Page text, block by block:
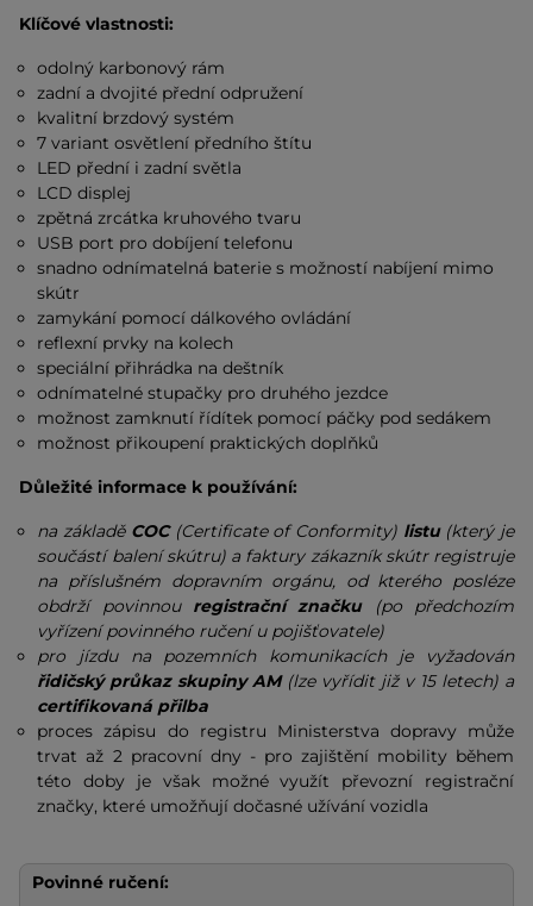
Klíčové vlastnosti:
odolný karbonový rám
zadní a dvojité přední odpružení
kvalitní brzdový systém
7 variant osvětlení předního štítu
LED přední i zadní světla
LCD displej
zpětná zrcátka kruhového tvaru
USB port pro dobíjení telefonu
snadno odnímatelná baterie s možností nabíjení mimo
skútr
zamykání pomocí dálkového ovládání
reflexní prvky na kolech
speciální přihrádka na deštník
odnímatelné stupačky pro druhého jezdce
možnost zamknutí řídítek pomocí páčky pod sedákem
možnost přikoupení praktických doplňků
Důležité informace k používání:
na základě COC (Certificate of Conformity) listu (který je
součástí balení skútru) a faktury zákazník skútr registruje
na příslušném dopravním orgánu, od kterého posléze
obdrží povinnou registrační značku
(po předchozím
vyřízení povinného ručení u pojišťovatele)
pro jízdu na pozemních komunikacích je vyžadován
řidičský průkaz skupiny AM (lze vyřídit již v 15 letech) a
certifikovaná přilba
proces zápisu do registru Ministerstva dopravy může
trvat až 2 pracovní dny - pro zajištění mobility během
této doby je však možné využít převozní registrační
značky, které umožňují dočasné užívání vozidla
Povinné ručení: